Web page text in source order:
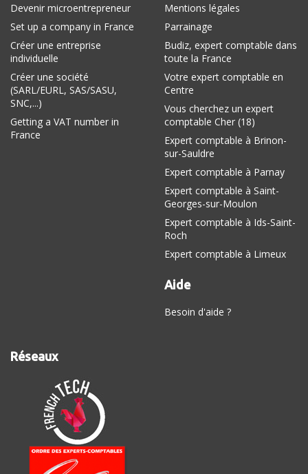
Devenir microentrepreneur
Set up a company in France
Créer une entreprise
individuelle
Créer une société
(SARL/EURL, SAS/SASU,
SNC,...)
Getting a VAT number in
France
Mentions légales
Parrainage
Budiz, expert comptable dans
toute la France
Votre expert comptable en
Centre
Vous cherchez un expert
comptable Cher (18)
Expert comptable à Brinon-
sur-Sauldre
Expert comptable à Parnay
Expert comptable à Saint-
Georges-sur-Moulon
Expert comptable à Ids-Saint-
Roch
Expert comptable à Limeux
Aide
Besoin d'aide ?
Réseaux